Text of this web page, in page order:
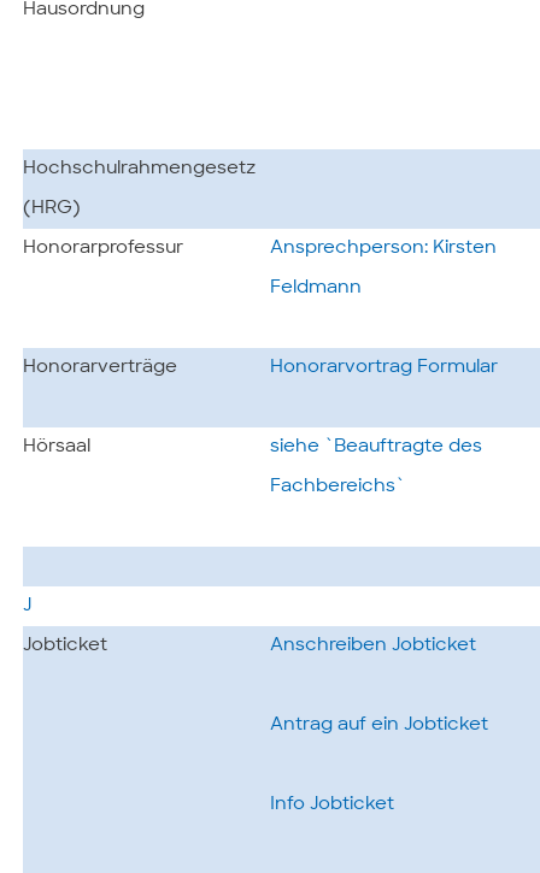
Hausordnung
Hochschulrahmengesetz
(HRG)
Honorarprofessur Ansprechperson: Kirsten
Feldmann
Honorarverträge Honorarvortrag Formular
Hörsaal siehe `Beauftragte des
Fachbereichs`
J
Jobticket Anschreiben Jobticket
Antrag auf ein Jobticket
Info Jobticket